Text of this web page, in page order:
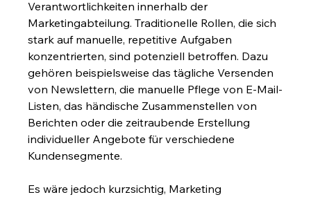
Verantwortlichkeiten innerhalb der
Marketingabteilung. Traditionelle Rollen, die sich
stark auf manuelle, repetitive Aufgaben
konzentrierten, sind potenziell betroffen. Dazu
gehören beispielsweise das tägliche Versenden
von Newslettern, die manuelle Pflege von E-Mail-
Listen, das händische Zusammenstellen von
Berichten oder die zeitraubende Erstellung
individueller Angebote für verschiedene
Kundensegmente.
Es wäre jedoch kurzsichtig, Marketing